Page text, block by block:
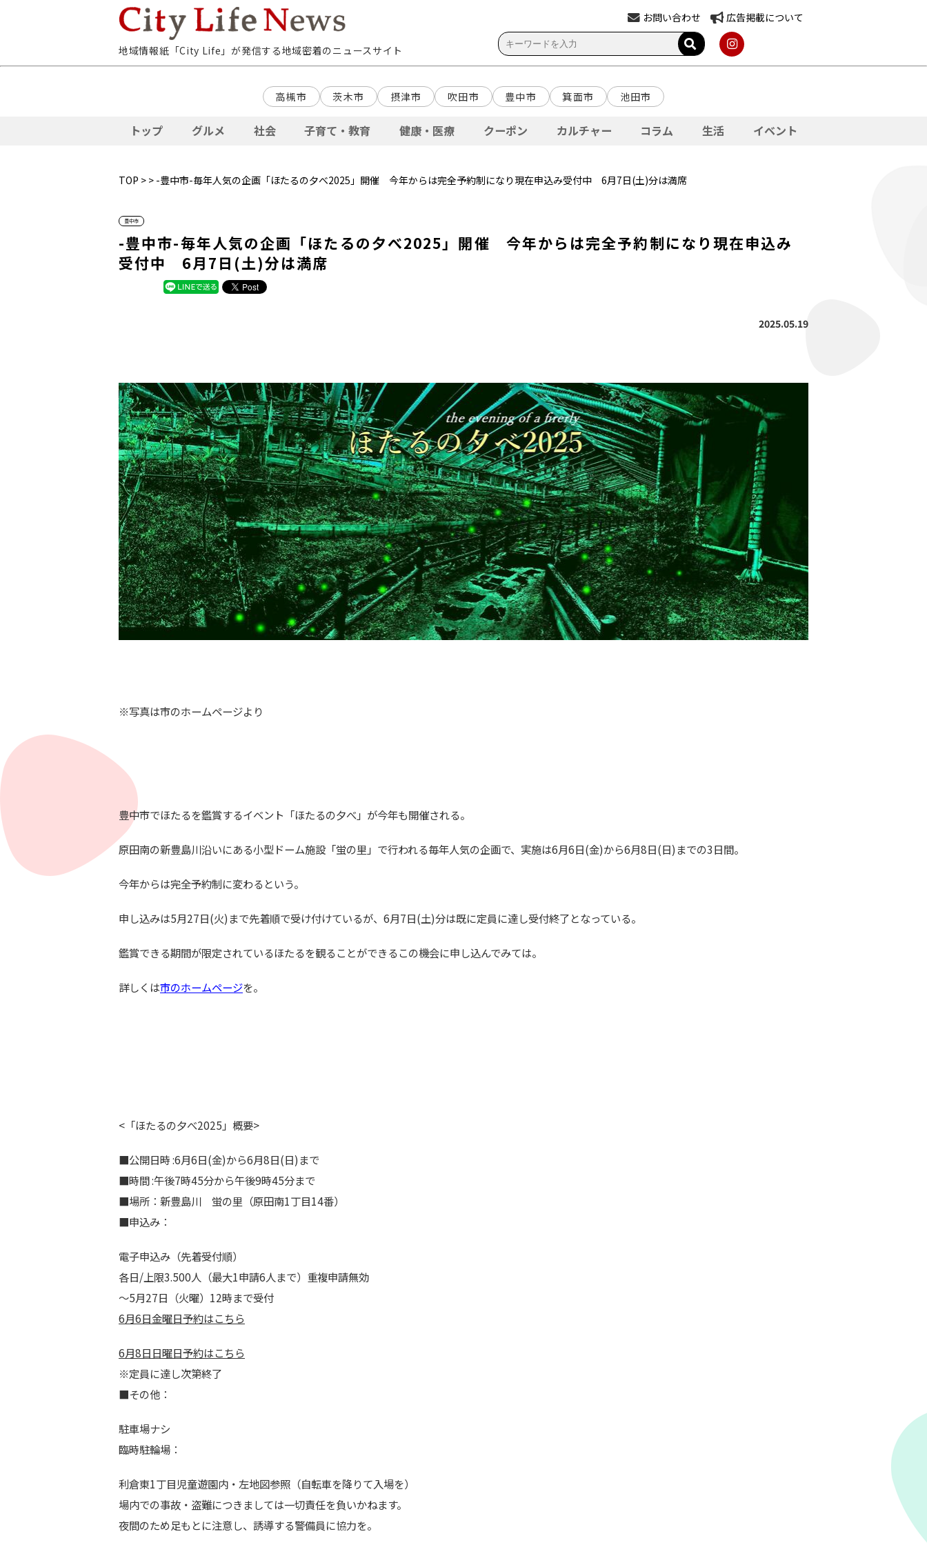
地域情報紙「City Life」が発信する地域密着のニュースサイト
お問い合わせ 広告掲載について
高槻市 茨木市 摂津市 吹田市 豊中市 箕面市 池田市
トップ グルメ 社会 子育て・教育 健康・医療 クーポン カルチャー コラム 生活 イベント
TOP > > -豊中市-毎年人気の企画「ほたるの夕べ2025」開催 今年からは完全予約制になり現在申込み受付中 6月7日(土)分は満席
豊中市
-豊中市-毎年人気の企画「ほたるの夕べ2025」開催 今年からは完全予約制になり現在申込み
受付中 6月7日(土)分は満席
2025.05.19
※写真は市のホームページより
豊中市でほたるを鑑賞するイベント「ほたるの夕べ」が今年も開催される。
原田南の新豊島川沿いにある小型ドーム施設「蛍の里」で行われる毎年人気の企画で、実施は6月6日(金)から6月8日(日)までの3日間。
今年からは完全予約制に変わるという。
申し込みは5月27日(火)まで先着順で受け付けているが、6月7日(土)分は既に定員に達し受付終了となっている。
鑑賞できる期間が限定されているほたるを観ることができるこの機会に申し込んでみては。
詳しくは市のホームページを。
<「ほたるの夕べ2025」概要>
■公開日時 :6月6日(金)から6月8日(日)まで
■時間 :午後7時45分から午後9時45分まで
■場所：新豊島川 蛍の里（原田南1丁目14番）
■申込み：
電子申込み（先着受付順）
各日/上限3.500人（最大1申請6人まで）重複申請無効
～5月27日（火曜）12時まで受付
6月6日金曜日予約はこちら
6月8日日曜日予約はこちら
※定員に達し次第終了
■その他：
駐車場ナシ
臨時駐輪場：
利倉東1丁目児童遊園内・左地図参照（自転車を降りて入場を）
場内での事故・盗難につきましては一切責任を負いかねます。
夜間のため足もとに注意し、誘導する警備員に協力を。